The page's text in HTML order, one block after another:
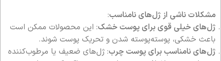
مشکلات ناشی از ژل‌های نامناسب:
ژل‌های خیلی قوی برای پوست خشک: این محصولات ممکن است
باعث خشکی، پوسته‌پوسته شدن و تحریک پوست شوند.
ژل‌های نامناسب برای پوست چرب: ژل‌های ضعیف یا مرطوب‌کننده